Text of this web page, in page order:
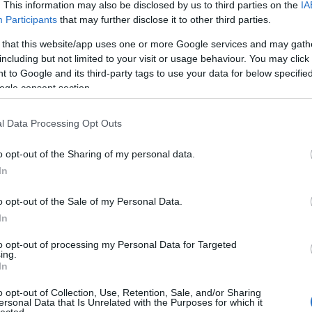
This information may also be disclosed by us to third parties on the
Participants that may further disclose it to other third parties.
that this website/app uses one or more Google services and may
but not limited to your visit or usage behaviour. You may
to Google and its third-party tags to use your data for below
consent section.
Data Processing Opt Outs
opt-out of the Sharing of my personal data.
opt-out of the Sale of my Personal Data.
opt-out of processing my Personal Data for Targeted
opt-out of Collection, Use, Retention, Sale, and/or Sharing
Data that Is Unrelated with the Purposes for which it
Horst Götz (balra) társaságában (a fényképet
rendelkezésemre)
kizáróan filmbe illő... Nézzünk erre egy példát! 1942
kis híján lelőtte egy Spitfire. A pilóta személye csak
ki: I. Pál orosz cár dédunokája volt az, Emanuel
menekítettek ki feldúlt hazájából az 1917-es
a rossz hírt, miszerint szeretett édesanyja a
önkéntes tartalékos tisztként lépett be a Királyi
a német gépen tartózkodók kizárólag a
túl a kellemetlen találkozást.